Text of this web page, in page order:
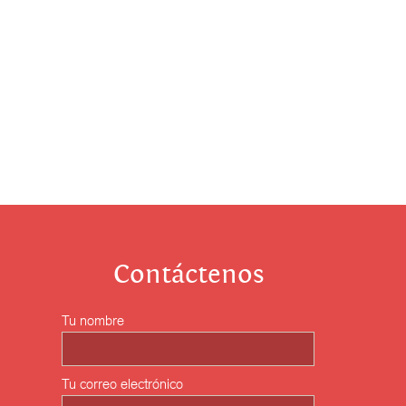
Contáctenos
Tu nombre
Tu correo electrónico